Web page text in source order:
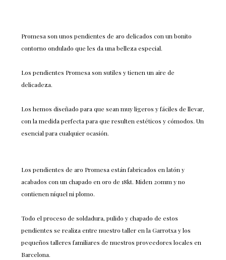
Promesa son unos pendientes de aro delicados con un bonito
contorno ondulado que les da una belleza especial.
Los pendientes Promesa son sutiles y tienen un aire de
delicadeza.
Los hemos diseñado para que sean muy ligeros y fáciles de llevar,
con la medida perfecta para que resulten estéticos y cómodos. Un
esencial para cualquier ocasión.
Los pendientes de aro Promesa están fabricados en latón y
acabados con un chapado en oro de 18kt. Miden 20mm y no
contienen níquel ni plomo.
Todo el proceso de soldadura, pulido y chapado de estos
pendientes se realiza entre nuestro taller en la Garrotxa y los
pequeños talleres familiares de nuestros proveedores locales en
Barcelona.